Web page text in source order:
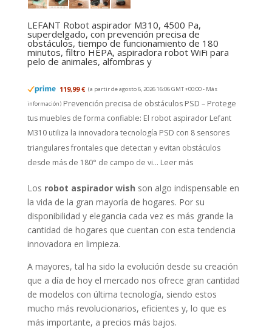
LEFANT Robot aspirador M310, 4500 Pa,
superdelgado, con prevención precisa de
obstáculos, tiempo de funcionamiento de 180
minutos, filtro HEPA, aspiradora robot WiFi para
pelo de animales, alfombras y
119,99 € (a partir de agosto 6, 2026 16:06 GMT +00:00 - Más
información) Prevención precisa de obstáculos PSD – Protege
tus muebles de forma confiable: El robot aspirador Lefant
M310 utiliza la innovadora tecnología PSD con 8 sensores
triangulares frontales que detectan y evitan obstáculos
desde más de 180° de campo de vi... Leer más
Los robot aspirador wish son algo indispensable en
la vida de la gran mayoría de hogares. Por su
disponibilidad y elegancia cada vez es más grande la
cantidad de hogares que cuentan con esta tendencia
innovadora en limpieza.
A mayores, tal ha sido la evolución desde su creación
que a día de hoy el mercado nos ofrece gran cantidad
de modelos con última tecnología, siendo estos
mucho más revolucionarios, eficientes y, lo que es
más importante, a precios más bajos.